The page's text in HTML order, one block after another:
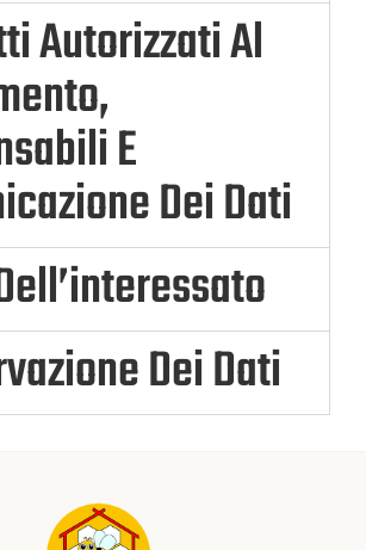
Autorizzati Al
E
Dei Dati
Dei Dati